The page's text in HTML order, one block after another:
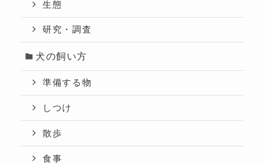
生態
研究・調査
犬の飼い方
準備する物
しつけ
散歩
食事